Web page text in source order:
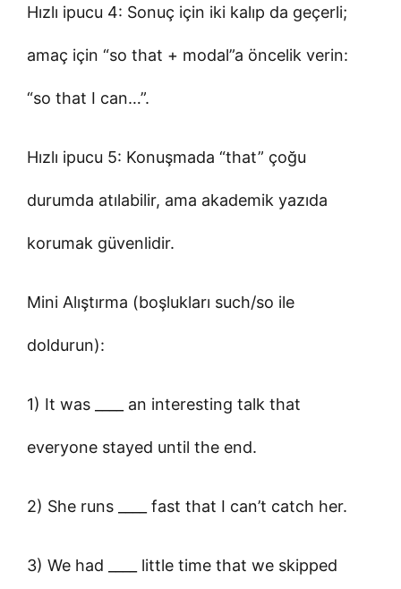
Hızlı ipucu 4: Sonuç için iki kalıp da geçerli;
amaç için “so that + modal”a öncelik verin:
“so that I can…”.
Hızlı ipucu 5: Konuşmada “that” çoğu
durumda atılabilir, ama akademik yazıda
korumak güvenlidir.
Mini Alıştırma (boşlukları such/so ile
doldurun):
1) It was ____ an interesting talk that
everyone stayed until the end.
2) She runs ____ fast that I can’t catch her.
3) We had ____ little time that we skipped